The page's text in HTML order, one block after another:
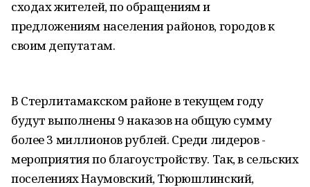
сходах жителей, по обращениям и
предложениям населения районов, городов к
своим депутатам.
В Стерлитамакском районе в текущем году
будут выполнены 9 наказов на общую сумму
более 3 миллионов рублей. Среди лидеров -
мероприятия по благоустройству. Так, в сельских
поселениях Наумовский, Тюрюшлинский,